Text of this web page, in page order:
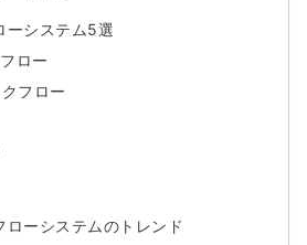
ーシステム5選
ロー
フロー
ローシステムのトレンド